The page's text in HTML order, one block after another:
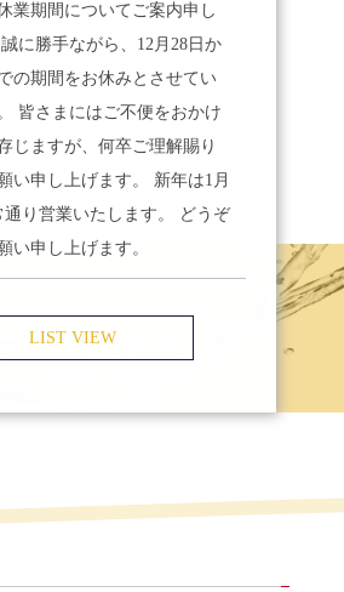
業期間についてご案内申し
に勝手ながら、12月28日か
の期間をお休みとさせてい
皆さまにはご不便をおかけ
じますが、何卒ご理解賜り
い申し上げます。 新年は1月
通り営業いたします。 どうぞ
い申し上げます。
LIST VIEW